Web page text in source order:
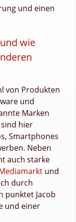
und einen
wie
von Produkten
und
Marken
sind hier
Smartphones
Neben
auch starke
und
durch
punktet Jacob
und einer